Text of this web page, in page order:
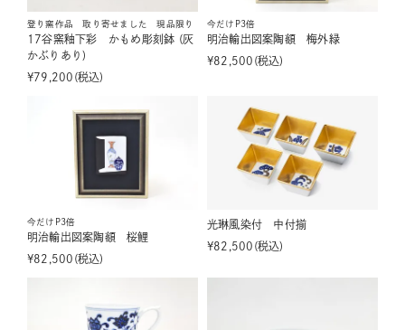
登り窯作品 取り寄せました 現品限り
17谷窯釉下彩 かもめ彫刻鉢 (灰
かぶりあり)
¥79,200 税込
今だけP3倍
明治輸出図案陶額 梅外緑
¥82,500 税込
今だけP3倍
明治輸出図案陶額 桜鯉
¥82,500 税込
光琳風染付 中付揃
¥82,500 税込